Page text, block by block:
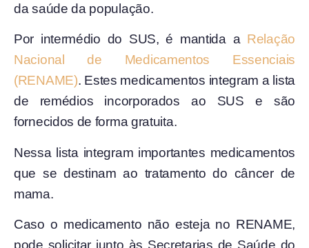
da saúde da população.
Por intermédio do SUS, é mantida a Relação
Nacional de Medicamentos Essenciais
(RENAME). Estes medicamentos integram a lista
de remédios incorporados ao SUS e são
fornecidos de forma gratuita.
Nessa lista integram importantes medicamentos
que se destinam ao tratamento do câncer de
mama.
Caso o medicamento não esteja no RENAME,
pode solicitar junto às Secretarias de Saúde do